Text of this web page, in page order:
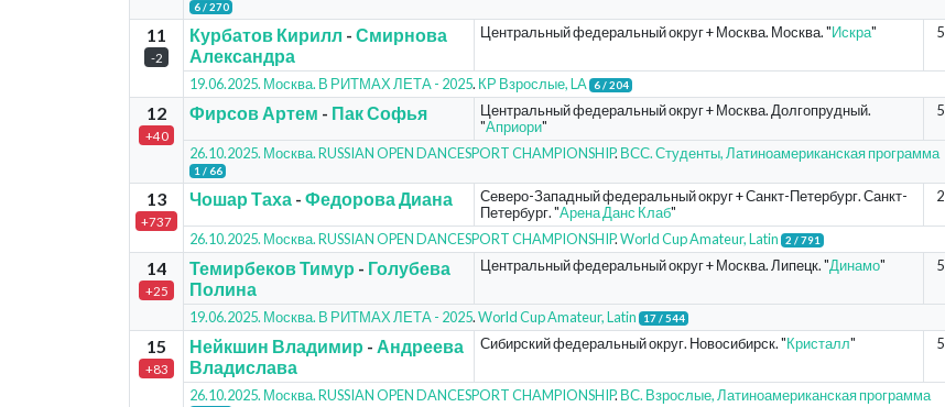
6 / 270
11
-2
Курбатов Кирилл - Смирнова
Александра
Центральный федеральный округ + Москва. Москва. "Искра" 5
19.06.2025. Москва. В РИТМАХ ЛЕТА - 2025. КР Взрослые, LA 6 / 204
12
+40
Фирсов Артем - Пак Софья
Центральный федеральный округ + Москва. Долгопрудный.
"Априори"
5
26.10.2025. Москва. RUSSIAN OPEN DANCESPORT CHAMPIONSHIP. ВСС. Студенты, Латиноамериканская программа
1 / 66
13
+737
Чошар Таха- Федорова Диана
Северо-Западный федеральный округ + Санкт-Петербург. Санкт-
Петербург. "Арена Данс Клаб"
2
26.10.2025. Москва. RUSSIAN OPEN DANCESPORT CHAMPIONSHIP.World Cup Amateur, Latin 2 / 791
14
+25
Темирбеков Тимур - Голубева
Полина
Центральный федеральный округ + Москва. Липецк. "Динамо" 5
19.06.2025. Москва. В РИТМАХ ЛЕТА - 2025.World Cup Amateur, Latin 17 / 544
15
+83
Нейкшин Владимир - Андреева
Владислава
Сибирский федеральный округ. Новосибирск. "Кристалл" 5
26.10.2025. Москва. RUSSIAN OPEN DANCESPORT CHAMPIONSHIP. ВС. Взрослые, Латиноамериканская программа